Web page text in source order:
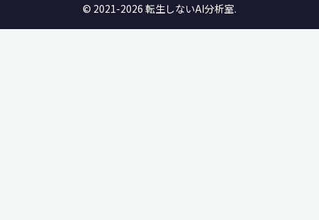
© 2021-2026 転生しないAI分析室.